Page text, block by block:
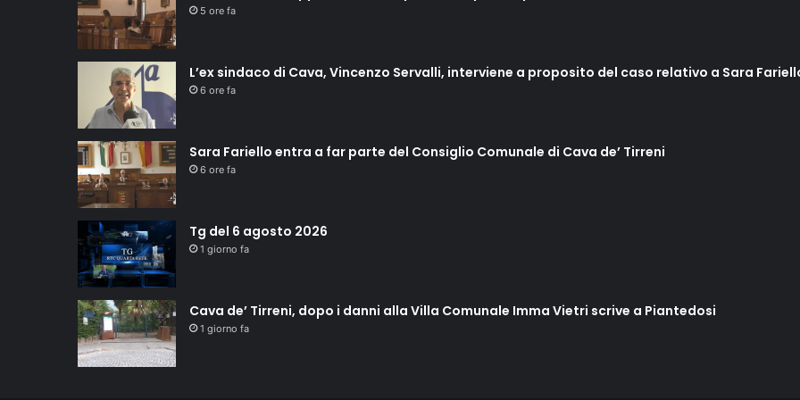
5 ore fa
L’ex sindaco di Cava, Vincenzo Servalli, interviene a proposito del caso relativo a Sara
6 ore fa
Sara Fariello entra a far parte del Consiglio Comunale di Cava de’ Tirreni
6 ore fa
Tg del 6 agosto 2026
1 giorno fa
Cava de’ Tirreni, dopo i danni alla Villa Comunale Imma Vietri scrive a Piantedosi
1 giorno fa